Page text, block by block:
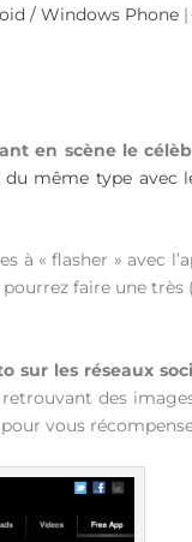
/ Windows Phone|
en scène le
même type avec
à « flasher » avec
faire une
sur les réseaux
des
vous